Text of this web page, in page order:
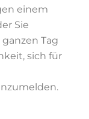
einem
Sie
Tag
sich für